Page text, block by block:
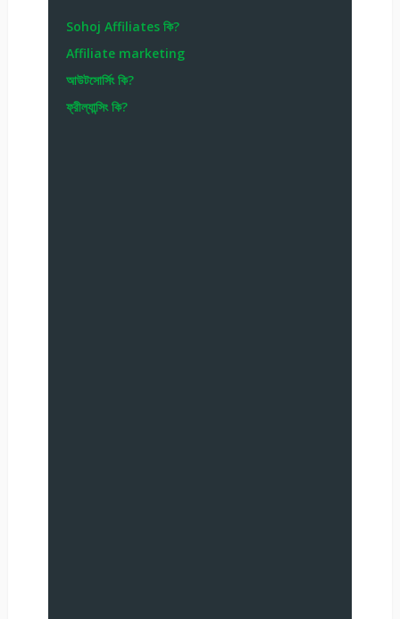
Sohoj Affiliates কি?
Affiliate marketing
আউটসোর্সিং কি?
ফ্রীল্যান্সিং কি?